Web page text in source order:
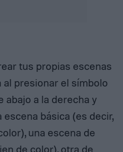
tus propias escenas
al presionar el símbolo
abajo a la derecha y
básica (es decir,
una escena de
de color), otra de